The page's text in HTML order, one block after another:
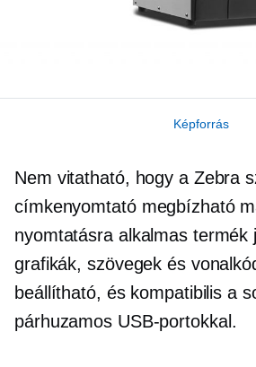
Képforrás
Nem vitatható, hogy a Zebra
címkenyomtató megbízható
nyomtatásra alkalmas termék
grafikák, szövegek és
beállítható, és kompatibilis a
párhuzamos USB-portokkal.